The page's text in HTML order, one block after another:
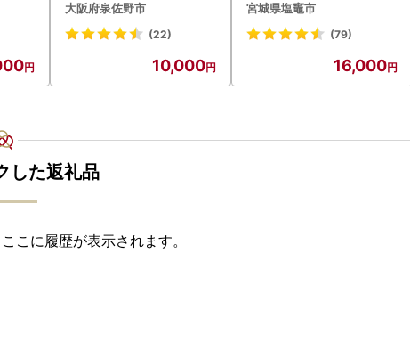
わポーク
大阪府泉佐野市
(22)
10,000
宮城県塩竈市
(79)
16,000
した返礼品
こに履歴が表示されます。